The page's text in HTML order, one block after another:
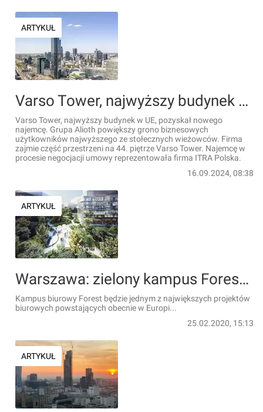
ARTYKUŁ
Varso Tower, najwyższy budynek w UE, pozyskał nowego najemcę
Varso Tower, najwyższy budynek w UE, pozyskał nowego
najemcę. Grupa Alioth powiększy grono biznesowych
użytkowników najwyższego ze stołecznych wieżowców. Firma
zajmie część przestrzeni na 44. piętrze Varso Tower. Najemcę w
procesie negocjacji umowy reprezentowała firma ITRA Polska.
16.09.2024, 08:38
ARTYKUŁ
Warszawa: zielony kampus Forest z kredytem na ponad 160 mln euro
Kampus biurowy Forest będzie jednym z największych projektów
biurowych powstających obecnie w Europi...
25.02.2020, 15:13
ARTYKUŁ